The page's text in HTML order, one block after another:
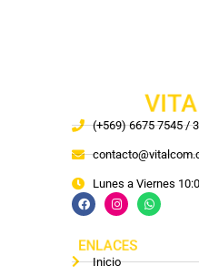
(+569) 6675 7545 /
Lunes a Viernes
ENLACES
Inicio